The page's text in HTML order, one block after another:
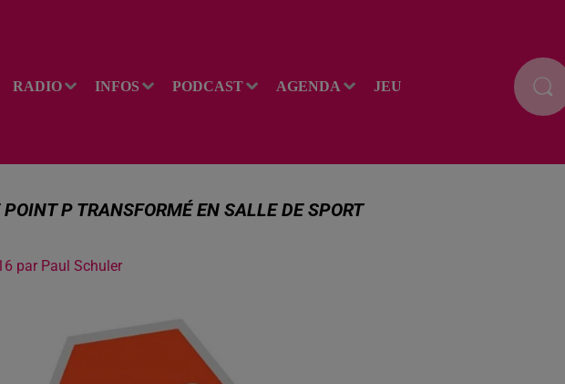
RADIO INFOS PODCAST AGENDA JEU
P TRANSFORMÉ EN SALLE DE SPORT
par Paul Schuler